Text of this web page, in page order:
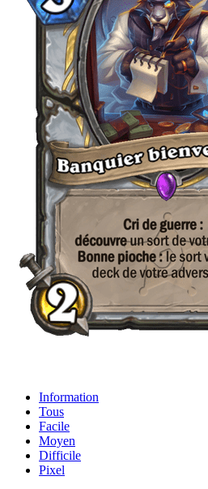
Information
Tous
Facile
Moyen
Difficile
Pixel